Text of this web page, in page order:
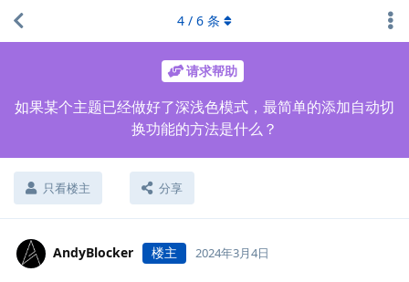
请求帮助
如果某个主题已经做好了深浅色模式，最简单的添加自动切
换功能的方法是什么？
只看楼主 分享
4 / 6 条
AndyBlocker 楼主 2024年3月4日